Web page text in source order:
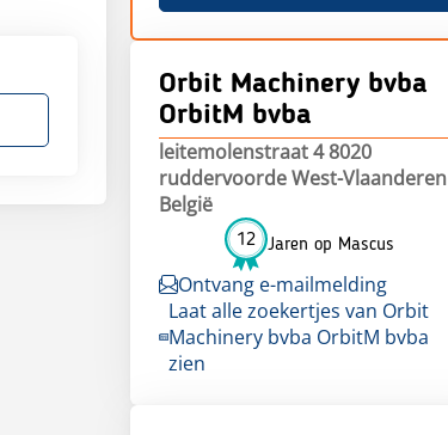
Orbit Machinery bvba
OrbitM bvba
leitemolenstraat 4 8020
ruddervoorde West-Vlaanderen
België
12 Jaren op Mascus
Ontvang e-mailmelding
Laat alle zoekertjes van Orbit
Machinery bvba OrbitM bvba
zien